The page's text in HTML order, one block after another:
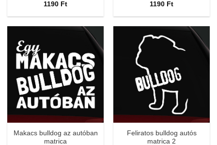
1190 Ft
1190 Ft
Makacs bulldog az autóban
matrica
Feliratos bulldog autós
matrica 2